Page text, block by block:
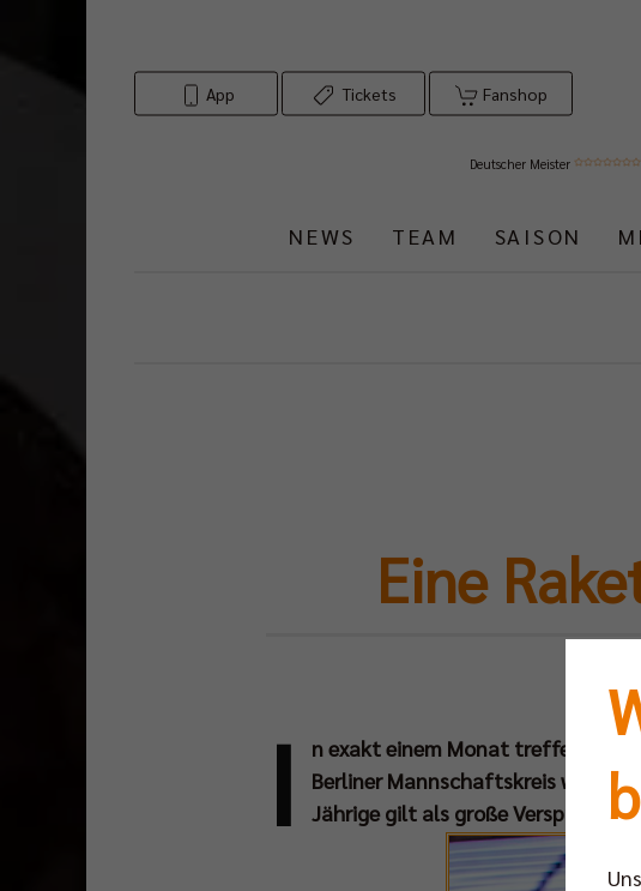
App Tickets Fanshop
Deutscher Meister
NEWS TEAM SAISON
Eine
I
n exakt einem Monat treffen sich
Berliner Mannschaftskreis wird
Jährige gilt als große